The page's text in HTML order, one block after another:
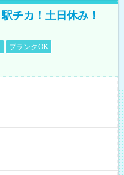
チカ！土日休み！
ブランクOK